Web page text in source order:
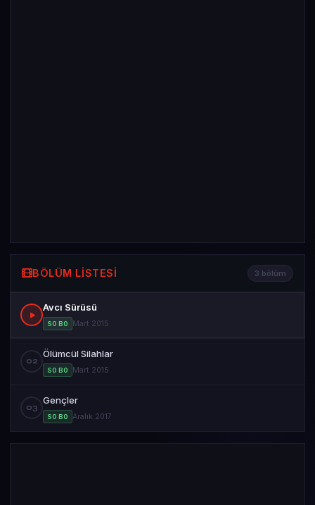
BÖLÜM LISTESI 3 bölüm
Avcı Sürüsü
S0 B0 Mart 2015
02
Ölümcül Silahlar
S0 B0 Mart 2015
03
Gençler
S0 B0 Aralık 2017